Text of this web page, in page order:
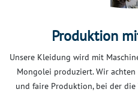
Produktion
Unsere Kleidung wird mit
Mongolei produziert. Wir
und faire Produktion, bei der